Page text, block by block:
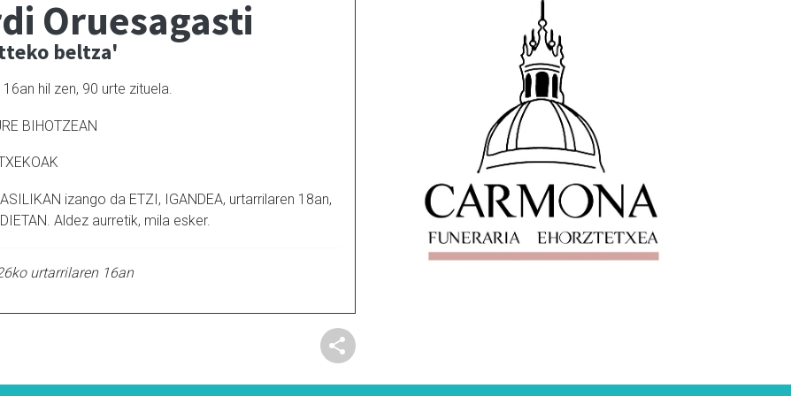
Oruesagasti
beltza'
hil zen, 90 urte zituela.
BIHOTZEAN
izango da ETZI, IGANDEA, urtarrilaren 18an,
Aldez aurretik, mila esker.
urtarrilaren 16an